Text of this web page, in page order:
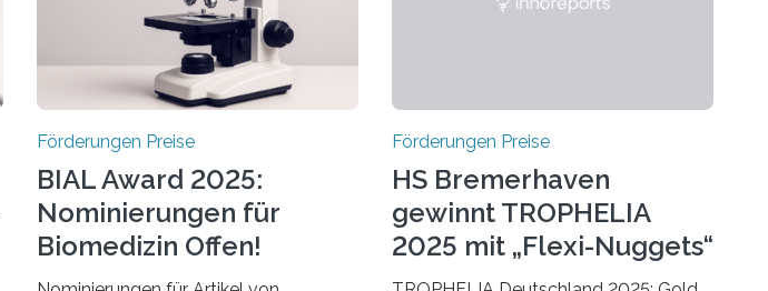
Förderungen Preise
BIAL Award 2025:
Nominierungen für
Biomedizin Offen!
Förderungen Preise
HS Bremerhaven
gewinnt TROPHELIA
2025 mit „Flexi-Nuggets“